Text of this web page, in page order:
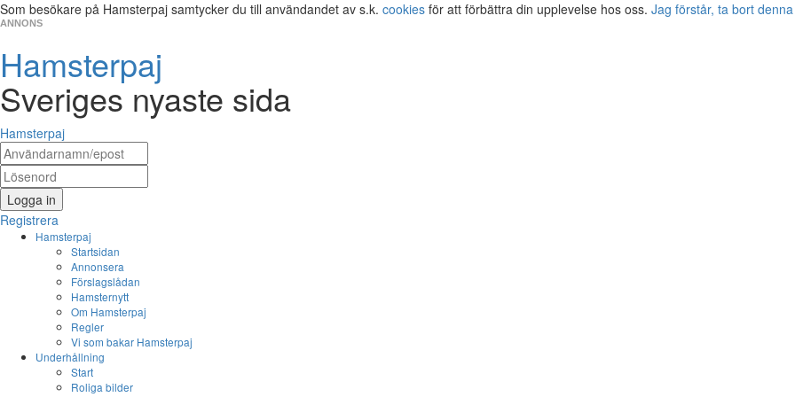
Som besökare på Hamsterpaj samtycker du till användandet av s.k. cookies för att förbättra din upplevelse hos oss. Jag förstår, ta bort
ANNONS
Hamsterpaj
Sveriges nyaste sida
Hamsterpaj
Logga in
Registrera
Hamsterpaj
Startsidan
Annonsera
Förslagslådan
Hamsternytt
Om Hamsterpaj
Regler
Vi som bakar Hamsterpaj
Underhållning
Start
Roliga bilder